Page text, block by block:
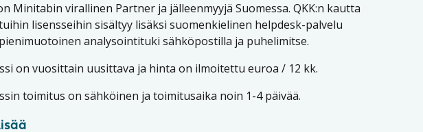
Minitabin virallinen Partner ja jälleenmyyjä Suomessa. QKK:n kautta
lisensseihin sisältyy lisäksi suomenkielinen helpdesk-palvelu
analysointituki sähköpostilla ja puhelimitse.
on vuosittain uusittava ja hinta on ilmoitettu euroa / 12 kk.
toimitus on sähköinen ja toimitusaika noin 1-4 päivää.